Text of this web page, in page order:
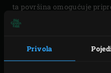
Privola
ta površina omogućuje
ikakvih problema. postavite
ga jednostavno i sigurno